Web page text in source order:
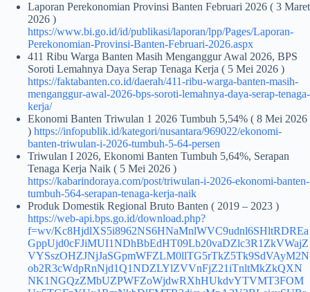
Laporan Perekonomian Provinsi Banten Februari 2026 ( 3 Maret
2026 )
https://www.bi.go.id/id/publikasi/laporan/lpp/Pages/Laporan-
Perekonomian-Provinsi-Banten-Februari-2026.aspx
411 Ribu Warga Banten Masih Menganggur Awal 2026, BPS
Soroti Lemahnya Daya Serap Tenaga Kerja ( 5 Mei 2026 )
https://faktabanten.co.id/daerah/411-ribu-warga-banten-masih-
menganggur-awal-2026-bps-soroti-lemahnya-daya-serap-tenaga-
kerja/
Ekonomi Banten Triwulan 1 2026 Tumbuh 5,54% ( 8 Mei 2026
) https://infopublik.id/kategori/nusantara/969022/ekonomi-
banten-triwulan-i-2026-tumbuh-5-64-persen
Triwulan I 2026, Ekonomi Banten Tumbuh 5,64%, Serapan
Tenaga Kerja Naik ( 5 Mei 2026 )
https://kabarindoraya.com/post/triwulan-i-2026-ekonomi-banten-
tumbuh-564-serapan-tenaga-kerja-naik
Produk Domestik Regional Bruto Banten ( 2019 – 2023 )
https://web-api.bps.go.id/download.php?
f=wv/Kc8HjdlXS5i8962NS6HNaMnlWVC9udnl6SHltRDREa
GppUjd0cFJiMUI1NDhBbEdHT09Lb20vaDZlc3R1ZkVWajZ
VYSszOHZJNjJaSGpmWFZLM0llTG5rTkZ5Tk9SdVAyM2N
ob2R3cWdpRnNjd1Q1NDZLYlZVVnFjZ21iTnltMkZkQXN
NK1NGQzZMbUZPWFZoWjdwRXhHUkdvYTVMT3FOM